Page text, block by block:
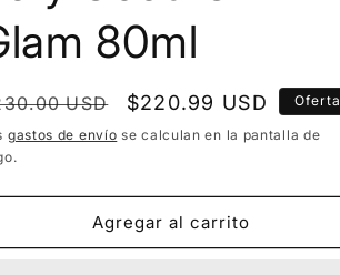
80ml
USD
Precio
de
$220.99 USD Oferta
gastos de envío se calculan en la pantalla de
Agregar al carrito